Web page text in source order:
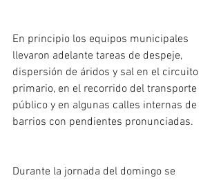
En principio los equipos municipales
llevaron adelante tareas de despeje,
dispersión de áridos y sal en el circuito
primario, en el recorrido del transporte
público y en algunas calles internas de
barrios con pendientes pronunciadas.
Durante la jornada del domingo se